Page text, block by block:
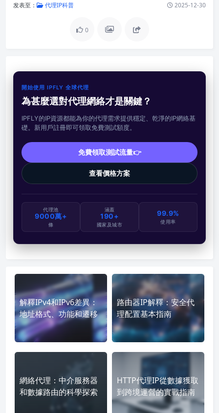
发表至： 代理IP科普 2025-12-30
0
開始使用 IPFLY 全球代理
為甚麼選對代理網絡才是關鍵？
IPFLY的IP資源都能為你的代理需求提供穩定、乾淨的IP網絡基
礎。新用戶註冊即可領取免費測試額度。
免費領取測試流量👉
查看價格方案
代理池
9000萬+
條
涵蓋
190+
國家及城市
99.9%
使用率
解釋IPv4和IPv6差異：
地址格式、功能和遷移
路由器IP解釋：安全代
理配置基本指南
網絡代理：中介服務器
和數據路由的科學探索
HTTP代理IP從數據獲取
到跨境運營的實戰指南